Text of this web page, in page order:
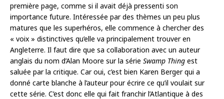
première page, comme si il avait déjà pressenti son
importance future. Intéressée par des thèmes un peu plus
matures que les superhéros, elle commence à chercher des
« voix » distinctives qu’elle va principalement trouver en
Angleterre. Il faut dire que sa collaboration avec un auteur
anglais du nom d’Alan Moore sur la série Swamp Thing est
saluée par la critique. Car oui, c’est bien Karen Berger qui a
donné carte blanche à l’auteur pour écrire ce qu’il voulait sur
cette série. C’est donc elle qui fait franchir l’Atlantique à des